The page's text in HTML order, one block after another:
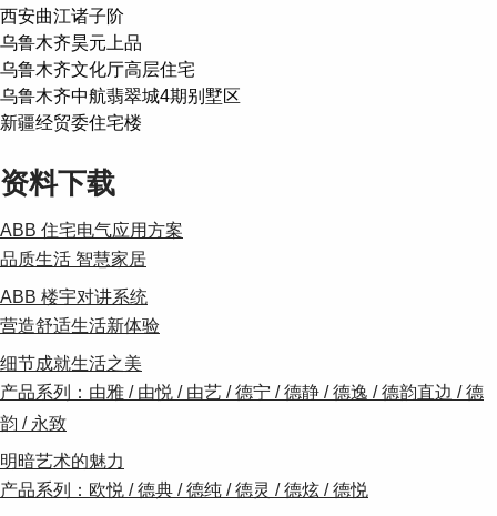
西安曲江诸子阶
乌鲁木齐昊元上品
乌鲁木齐文化厅高层住宅
乌鲁木齐中航翡翠城4期别墅区
新疆经贸委住宅楼
资料下载
ABB 住宅电气应用方案
品质生活 智慧家居
ABB 楼宇对讲系统
营造舒适生活新体验
细节成就生活之美
产品系列：由雅 / 由悦 / 由艺 / 德宁 / 德静 / 德逸 / 德韵直边 / 德
韵 / 永致
明暗艺术的魅力
产品系列：欧悦 / 德典 / 德纯 / 德灵 / 德炫 / 德悦